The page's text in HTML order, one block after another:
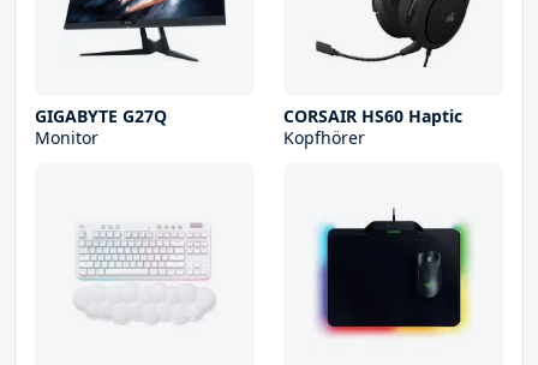
GIGABYTE G27Q
Monitor
CORSAIR HS60 Haptic
Kopfhörer